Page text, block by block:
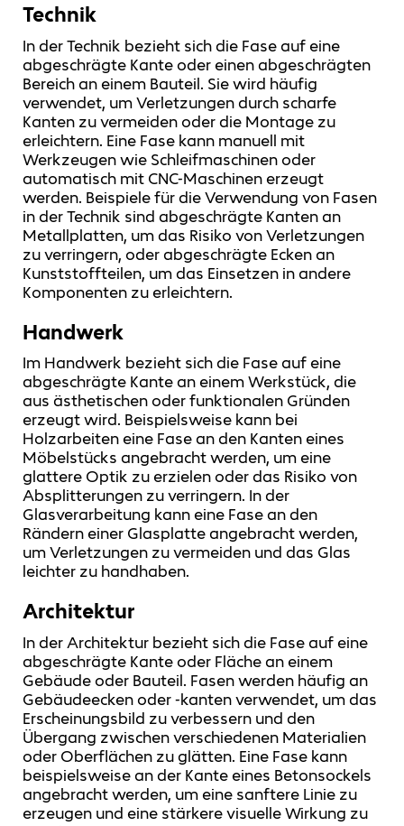
Technik
In der Technik bezieht sich die Fase auf eine
abgeschrägte Kante oder einen abgeschrägten
Bereich an einem Bauteil. Sie wird häufig
verwendet, um Verletzungen durch scharfe
Kanten zu vermeiden oder die Montage zu
erleichtern. Eine Fase kann manuell mit
Werkzeugen wie Schleifmaschinen oder
automatisch mit CNC-Maschinen erzeugt
werden. Beispiele für die Verwendung von Fasen
in der Technik sind abgeschrägte Kanten an
Metallplatten, um das Risiko von Verletzungen
zu verringern, oder abgeschrägte Ecken an
Kunststoffteilen, um das Einsetzen in andere
Komponenten zu erleichtern.
Handwerk
Im Handwerk bezieht sich die Fase auf eine
abgeschrägte Kante an einem Werkstück, die
aus ästhetischen oder funktionalen Gründen
erzeugt wird. Beispielsweise kann bei
Holzarbeiten eine Fase an den Kanten eines
Möbelstücks angebracht werden, um eine
glattere Optik zu erzielen oder das Risiko von
Absplitterungen zu verringern. In der
Glasverarbeitung kann eine Fase an den
Rändern einer Glasplatte angebracht werden,
um Verletzungen zu vermeiden und das Glas
leichter zu handhaben.
Architektur
In der Architektur bezieht sich die Fase auf eine
abgeschrägte Kante oder Fläche an einem
Gebäude oder Bauteil. Fasen werden häufig an
Gebäudeecken oder -kanten verwendet, um das
Erscheinungsbild zu verbessern und den
Übergang zwischen verschiedenen Materialien
oder Oberflächen zu glätten. Eine Fase kann
beispielsweise an der Kante eines Betonsockels
angebracht werden, um eine sanftere Linie zu
erzeugen und eine stärkere visuelle Wirkung zu